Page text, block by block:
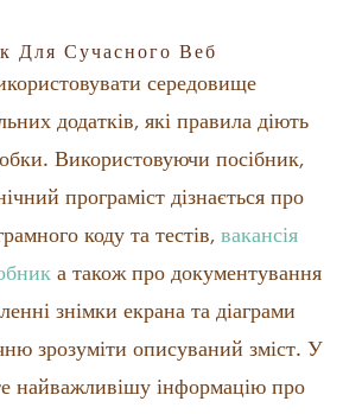
Для Сучасного Веб
середовище
додатків, які правила діють
Використовуючи посібник,
програміст дізнається про
коду та тестів, вакансія
а також про документування
знімки екрана та діаграми
зрозуміти описуваний зміст. У
найважливішу інформацію про